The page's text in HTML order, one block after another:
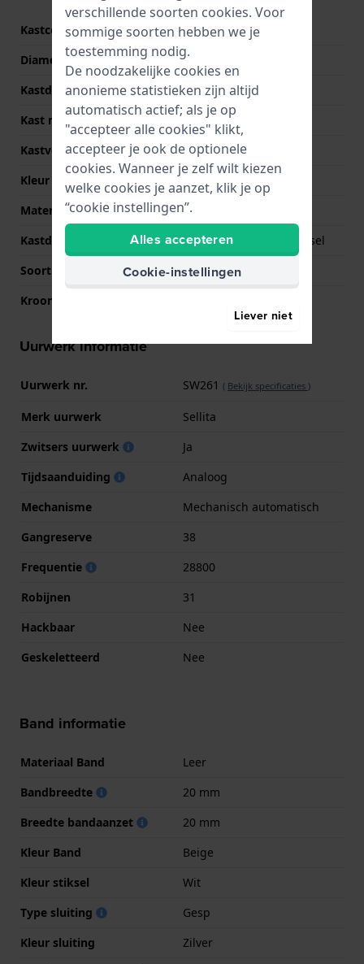
Kastcode
2930
Diameter
39.5 mm
Kastdikte
10.2 mm
Kast materiaal
Roestvrij staal
Kastvorm
Rond
Kleur kast
Zilver
Materiaal kastdeksel
Roestvrij staal
Kastdeksel
Geschroefde achterdeksel
Soort glas
Saffier
Kroon
Uurwerk informatie
Uurwerk nr. SW261 ( Bekijk specificaties )
Merk uurwerk
Sellita
Zwitsers uurwerk
Ja
Tijdsaanduiding
Analoog
Mechanisme
Mechanisch automatisch
Gangreserve
38
Frequentie
28800
Robijnen
31
Hackbaar
Nee
Geskeletteerd
Nee
Band informatie
Materiaal Band
Leer
Bandbreedte
20 mm
Breedte bandaanzet
20 mm
Kleur Band
Beige
Kleur stiksel
Wit
Type sluiting
Gesp
Kleur sluiting
Zilver
verschillende soorten cookies. Voor
sommige soorten hebben we je
toestemming nodig.
De noodzakelijke cookies en
anonieme statistieken zijn altijd
automatisch actief; als je op
"accepteer alle cookies" klikt,
accepteer je ook de optionele
cookies. Wanneer je zelf wilt kiezen
welke cookies je aanzet, klik je op
“cookie instellingen”.
Alles accepteren
Cookie-instellingen
Liever niet